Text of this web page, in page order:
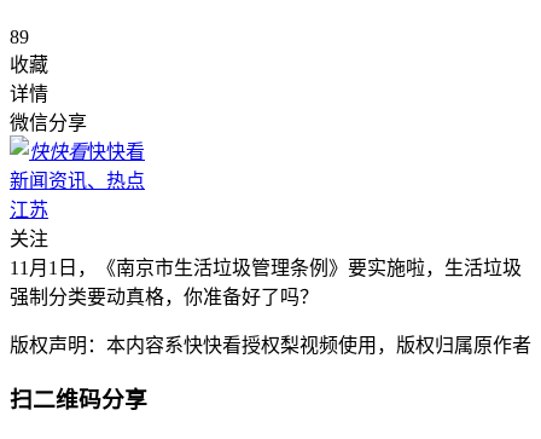
89
收藏
详情
微信分享
快快看
新闻资讯、热点
江苏
关注
11月1日，《南京市生活垃圾管理条例》要实施啦，生活垃圾
强制分类要动真格，你准备好了吗？
版权声明：本内容系快快看授权梨视频使用，版权归属原作者
扫二维码分享